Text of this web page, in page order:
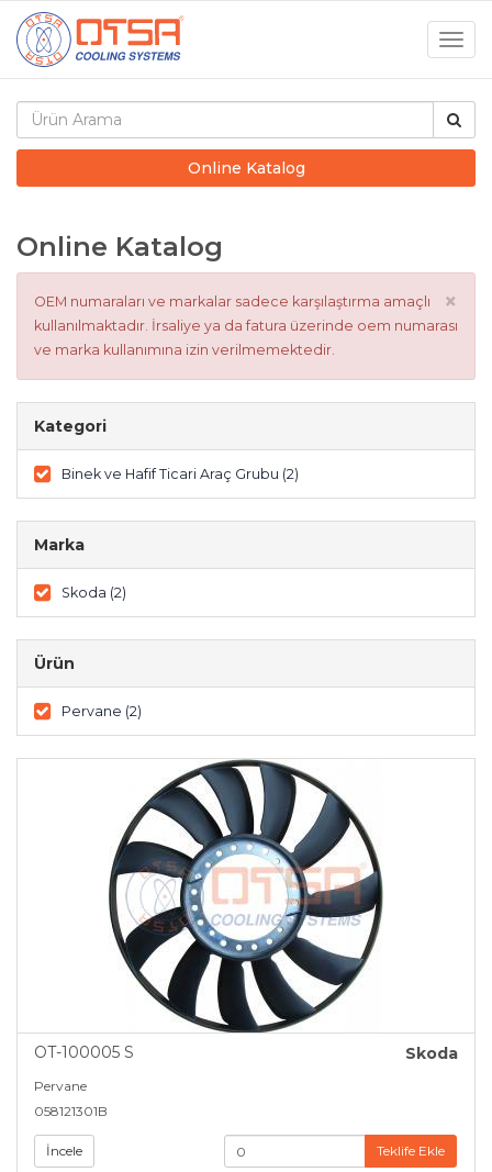
Online Katalog
Online Katalog
×
OEM numaraları ve markalar sadece karşılaştırma amaçlı
kullanılmaktadır. İrsaliye ya da fatura üzerinde oem numarası
ve marka kullanımına izin verilmemektedir.
Kategori
Binek ve Hafif Ticari Araç Grubu (2)
Marka
Skoda (2)
Ürün
Pervane (2)
OT-100005 S Skoda
Pervane
058121301B
İncele Teklife Ekle